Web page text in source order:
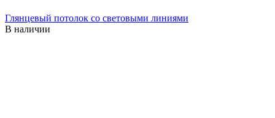
Глянцевый потолок со световыми линиями
В наличии